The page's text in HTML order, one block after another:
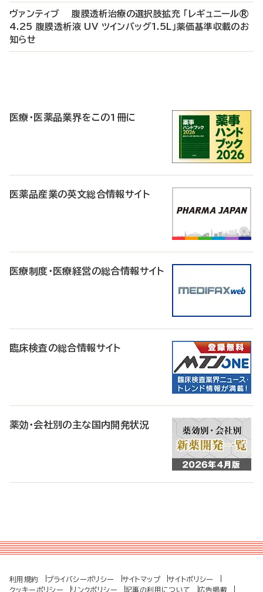
ヴァンティブ 腹膜透析治療の選択肢拡充 「レギュニール®
4.25 腹膜透析液 UV ツインバッグ1.5L」薬価基準収載のお
知らせ
医療・医薬品業界をこの1冊に
医薬品産業の英文総合情報サイト
医療制度・医療経営の総合情報サイト
臨床検査の総合情報サイト
薬効・会社別の主な国内開発状況
利用規約 プライバシーポリシー サイトマップ
サイトポリシー
クッキーポリシー
リンクポリシー 記事の利用について 広告掲載